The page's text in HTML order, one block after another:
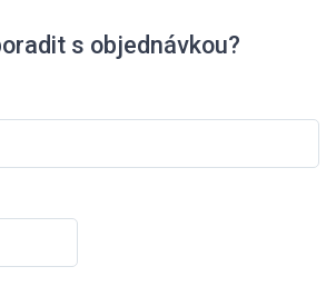
s objednávkou?